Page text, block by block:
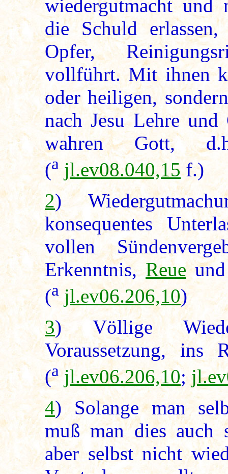
wiedergutmacht
die Schuld
Opfer,
vollführt. Mit ihnen
oder heiligen,
nach Jesu Lehre
wahren Gott,
(a jl.ev08.040,15f.)
2)
konsequentes
vollen
Erkenntnis,Reueund
(a jl.ev06.206,10)
3) Völlige
Voraussetzung, ins
(a jl.ev06.206,10;
4) Solange man
muß man dies auch
aber selbst nicht